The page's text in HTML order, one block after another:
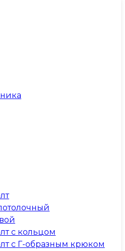
с кольцом
с Г-образным крюком